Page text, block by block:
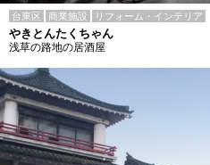
台東区 商業施設 リフォーム・インテリア
やきとんたくちゃん
浅草の路地の居酒屋